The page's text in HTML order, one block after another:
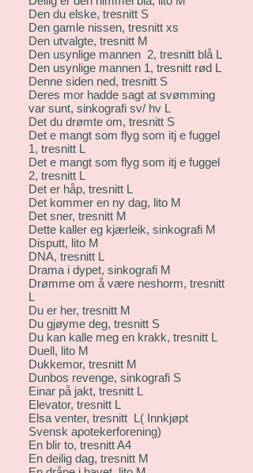
Den du elske, tresnitt S
Den gamle nissen, tresnitt xs
Den utvalgte, tresnitt M
Den usynlige mannen 2, tresnitt blå L
Den usynlige mannen 1, tresnitt rød L
Denne siden ned, tresnitt S
Deres mor hadde sagt at svømming
var sunt, sinkografi sv/ hv L
Det du drømte om, tresnitt S
Det e mangt som flyg som itj e fuggel
1, tresnitt L
Det e mangt som flyg som itj e fuggel
2, tresnitt L
Det er håp, tresnitt L
Det kommer en ny dag, lito M
Det sner, tresnitt M
Dette kaller eg kjærleik, sinkografi M
Disputt, lito M
DNA, tresnitt L
Drama i dypet, sinkografi M
Drømme om å være neshorm, tresnitt
L
Du er her, tresnitt M
Du gjøyme deg, tresnitt S
Du kan kalle meg en krakk, tresnitt L
Duell, lito M
Dukkemor, tresnitt M
Dunbos revenge, sinkografi S
Einar på jakt, tresnitt L
Elevator, tresnitt L
Elsa venter, tresnitt L( Innkjøpt
Svensk apotekerforening)
En blir to, tresnitt A4
En deilig dag, tresnitt M